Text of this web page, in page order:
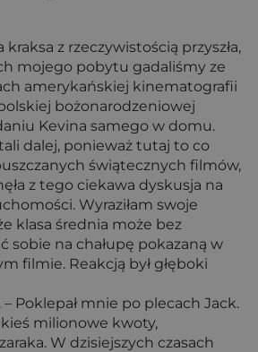
kraksa z rzeczywistością przyszła,
mojego pobytu gadaliśmy ze
amerykańskiej kinematografii
bożonarodzeniowej
Kevina samego w domu.
dalej, ponieważ tutaj to co
świątecznych filmów,
z tego ciekawa dyskusja na
Wyraziłam swoje
klasa średnia może bez
sobie na chałupę pokazaną w
filmie. Reakcją był głęboki
Poklepał mnie po plecach Jack.
milionowe kwoty,
W dzisiejszych czasach